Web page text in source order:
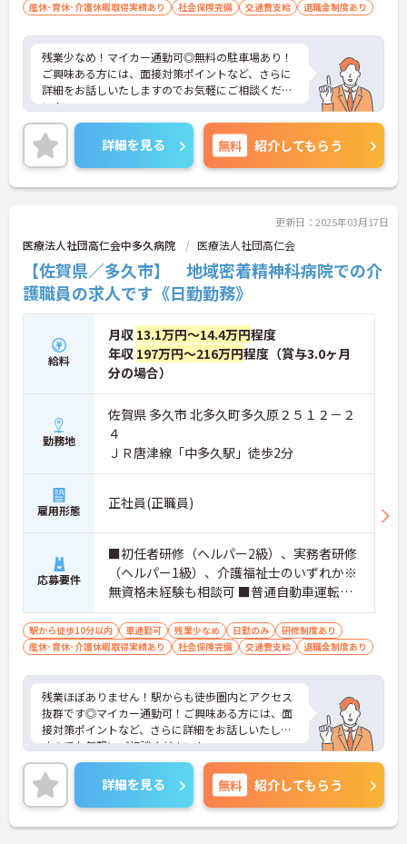
産休･育休･介護休暇取得実績あり 社会保険完備 交通費支給 退職金制度あり
残業少なめ！マイカー通勤可◎無料の駐車場あり！
ご興味ある方には、面接対策ポイントなど、さらに
詳細をお話しいたしますのでお気軽にご相談くださ
い！
詳細を見る 無料 紹介してもらう
更新日：2025年03月17日
医療法人社団高仁会中多久病院 医療法人社団高仁会
【佐賀県／多久市】 地域密着精神科病院での介
護職員の求人です《日勤勤務》
給料
月収 13.1万円～14.4万円程度
年収 197万円～216万円程度（賞与3.0ヶ月
分の場合）
勤務地
佐賀県 多久市 北多久町多久原２５１２－２
４
ＪＲ唐津線「中多久駅」徒歩2分
雇用形態 正社員(正職員)
応募要件
■初任者研修（ヘルパー2級）、実務者研修
（ヘルパー1級）、介護福祉士のいずれか※
無資格未経験も相談可 ■普通自動車運転免
許（通勤用）
駅から徒歩10分以内 車通勤可 残業少なめ 日勤のみ
研修制度あり
産休･育休･介護休暇取得実績あり
社会保険完備 交通費支給 退職金制度あり
残業ほぼありません！駅からも徒歩圏内とアクセス
抜群です◎マイカー通勤可！ご興味ある方には、面
接対策ポイントなど、さらに詳細をお話しいたしま
すのでお気軽にご相談ください！
詳細を見る 無料 紹介してもらう